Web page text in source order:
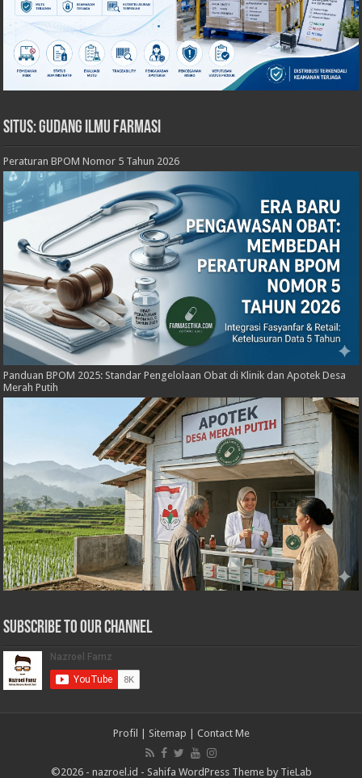
Situs: Gudang Ilmu Farmasi
Peraturan BPOM Nomor 5 Tahun 2026
Panduan BPOM 2025: Standar Pengelolaan Obat di Klinik dan Apotek Desa
Merah Putih
Subscribe to our Channel
Profil Sitemap Contact Me
©2026 - nazroel.id - Sahifa WordPress Theme by TieLab